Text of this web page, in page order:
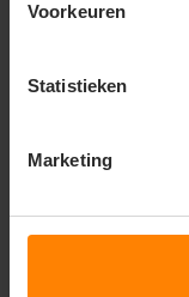
Voorkeuren
Statistieken
Marketing
ROLY